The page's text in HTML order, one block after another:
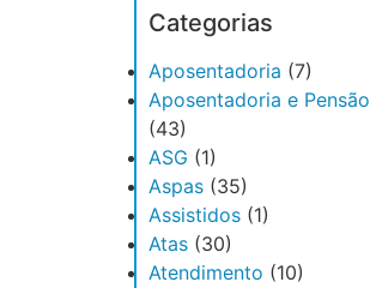
Categorias
Aposentadoria (7)
Aposentadoria e Pensão
(43)
ASG (1)
Aspas (35)
Assistidos (1)
Atas (30)
Atendimento (10)